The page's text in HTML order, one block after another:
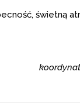
świetną